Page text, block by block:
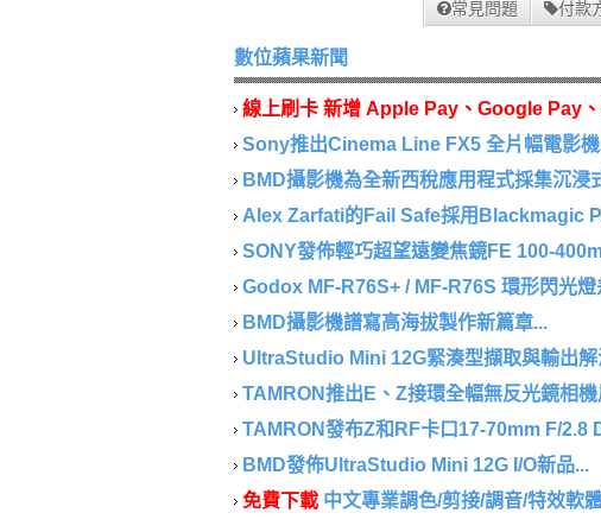
常見問題 付款
數位蘋果新聞
線上刷卡 新增 Apple Pay、Google Pay
Sony推出Cinema Line FX5 全片幅電影
BMD攝影機為全新西稅應用程式採集沉浸
Alex Zarfati的Fail Safe採用Blackmagic
SONY發佈輕巧超望遠變焦鏡FE 100-
Godox MF-R76S+ / MF-R76S 環形閃光燈
BMD攝影機譜寫高海拔製作新篇章...
UltraStudio Mini 12G緊湊型擷取與輸出解
TAMRON推出E、Z接環全幅無反光鏡相
TAMRON發布Z和RF卡口17-70mm F/2.8
BMD發佈UltraStudio Mini 12G I/O新品...
免費下載 中文專業調色/剪接/調音/特效軟